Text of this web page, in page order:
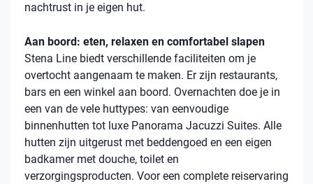
nachtrust in je eigen hut.
Aan boord: eten, relaxen en comfortabel slapen
Stena Line biedt verschillende faciliteiten om je
overtocht aangenaam te maken. Er zijn restaurants,
bars en een winkel aan boord. Overnachten doe je in
een van de vele huttypes: van eenvoudige
binnenhutten tot luxe Panorama Jacuzzi Suites. Alle
hutten zijn uitgerust met beddengoed en een eigen
badkamer met douche, toilet en
verzorgingsproducten. Voor een complete reiservaring